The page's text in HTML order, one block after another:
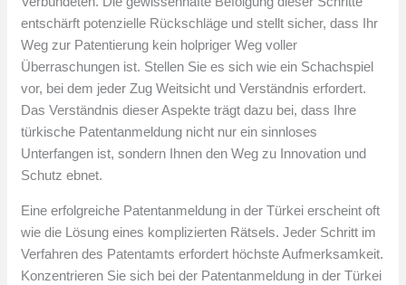
entschärft potenzielle Rückschläge und stellt sicher, dass Ihr
Weg zur Patentierung kein holpriger Weg voller
Überraschungen ist. Stellen Sie es sich wie ein Schachspiel
vor, bei dem jeder Zug Weitsicht und Verständnis erfordert.
Das Verständnis dieser Aspekte trägt dazu bei, dass Ihre
türkische Patentanmeldung nicht nur ein sinnloses
Unterfangen ist, sondern Ihnen den Weg zu Innovation und
Schutz ebnet.
Eine erfolgreiche Patentanmeldung in der Türkei erscheint oft
wie die Lösung eines komplizierten Rätsels. Jeder Schritt im
Verfahren des Patentamts erfordert höchste Aufmerksamkeit.
Konzentrieren Sie sich bei der Patentanmeldung in der Türkei